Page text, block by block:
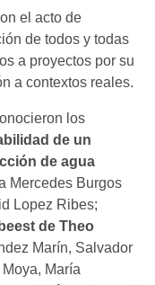
el acto de
de todos y todas
a proyectos por su
a contextos reales.
los
de un
de agua
Mercedes Burgos
Lopez Ribes;
de Theo
Marín, Salvador
María